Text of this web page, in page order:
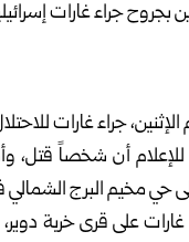
جراء غارات
للإعلام أن شخصاً
حي مخيم البرج
على قرى خربة دوير،